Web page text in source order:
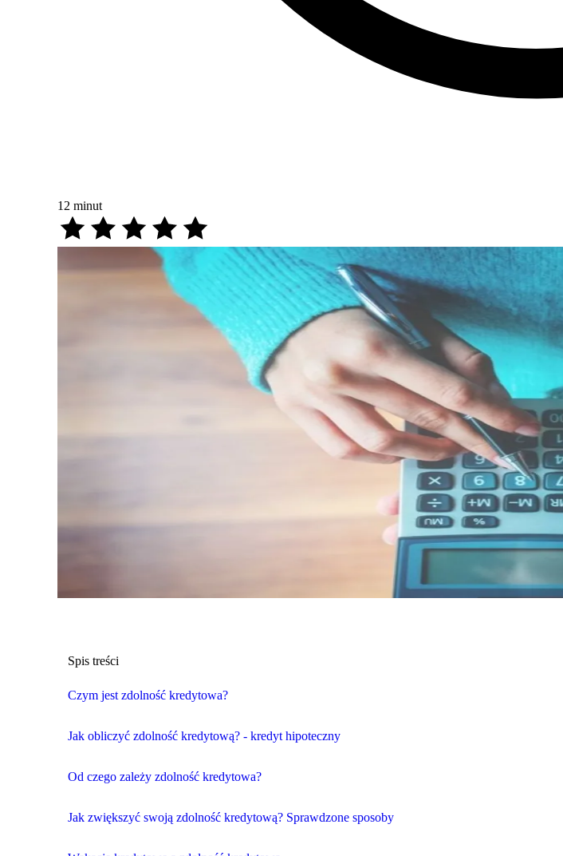
12 minut
Spis treści
Czym jest zdolność kredytowa?
Jak obliczyć zdolność kredytową? - kredyt hipoteczny
Od czego zależy zdolność kredytowa?
Jak zwiększyć swoją zdolność kredytową? Sprawdzone sposoby